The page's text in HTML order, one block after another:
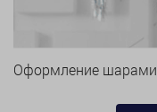
Оформление шарами